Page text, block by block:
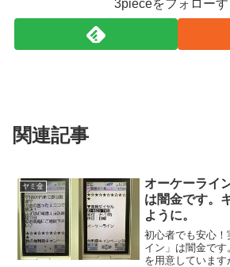
3pieceをフォローす
関連記事
ヤミ金
オーケーライ
は闇金です。
ように。
初心者でも安心
イン」は闇金です
を用意しています